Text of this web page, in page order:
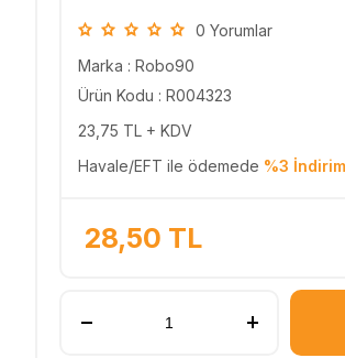
0 Yorumlar
Marka : Robo90
Ürün Kodu : R004323
23,75 TL + KDV
Havale/EFT ile ödemede %3
28,50 TL